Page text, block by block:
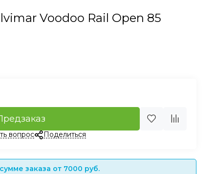
Voodoo Rail Open 85
вопрос Поделиться
заказа от 7000 руб.